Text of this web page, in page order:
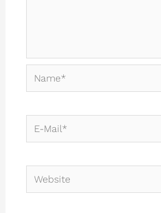
Name*
E-
Mail*
Website